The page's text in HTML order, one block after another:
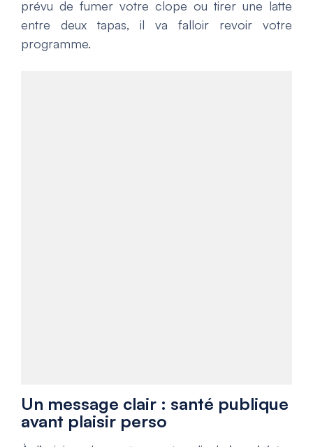
prévu de fumer votre clope ou tirer une latte
entre deux tapas, il va falloir revoir votre
programme.
Un message clair : santé publique
avant plaisir perso